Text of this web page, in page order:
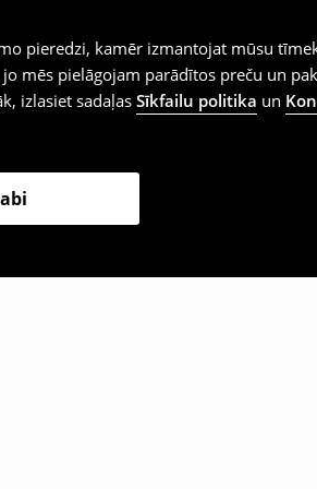
pieredzi, kamēr izmantojat mūsu
pielāgojam parādītos preču un
izlasiet sadaļas Sīkfailu politika un